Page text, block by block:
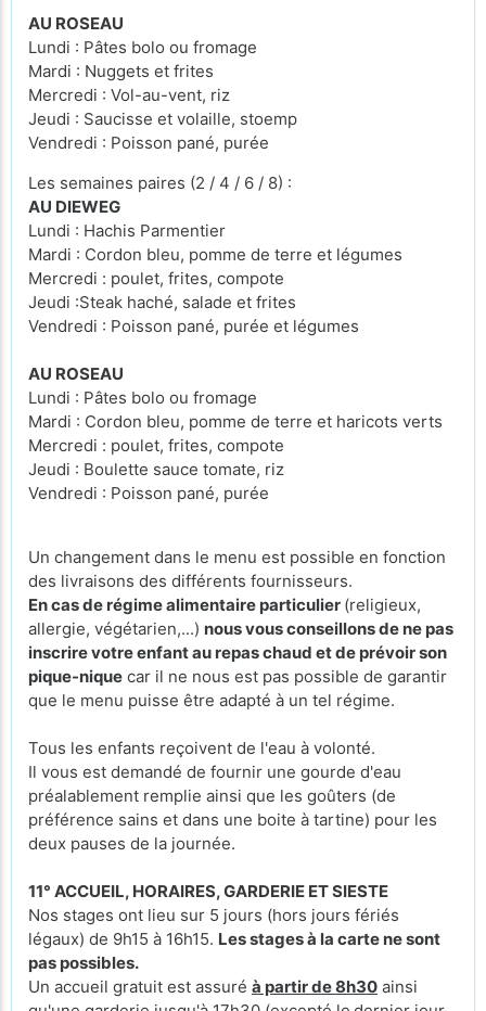
AU ROSEAU
Lundi : Pâtes bolo ou fromage
Mardi : Nuggets et frites
Mercredi : Vol-au-vent, riz
Jeudi : Saucisse et volaille, stoemp
Vendredi : Poisson pané, purée
Les semaines paires (2 / 4 / 6 / 8) :
AU DIEWEG
Lundi : Hachis Parmentier
Mardi : Cordon bleu, pomme de terre et légumes
Mercredi : poulet, frites, compote
Jeudi :Steak haché, salade et frites
Vendredi : Poisson pané, purée et légumes
AU ROSEAU
Lundi : Pâtes bolo ou fromage
Mardi : Cordon bleu, pomme de terre et haricots verts
Mercredi : poulet, frites, compote
Jeudi : Boulette sauce tomate, riz
Vendredi : Poisson pané, purée
Un changement dans le menu est possible en fonction
des livraisons des différents fournisseurs.
En cas de régime alimentaire particulier (religieux,
allergie, végétarien,...) nous vous conseillons de ne pas
inscrire votre enfant au repas chaud et de prévoir son
pique-nique car il ne nous est pas possible de garantir
que le menu puisse être adapté à un tel régime.
Tous les enfants reçoivent de l'eau à volonté.
Il vous est demandé de fournir une gourde d'eau
préalablement remplie ainsi que les goûters (de
préférence sains et dans une boite à tartine) pour les
deux pauses de la journée.
11° ACCUEIL, HORAIRES, GARDERIE ET SIESTE
Nos stages ont lieu sur 5 jours (hors jours fériés
légaux) de 9h15 à 16h15. Les stages à la carte ne sont
pas possibles.
Un accueil gratuit est assuré à partir de 8h30 ainsi